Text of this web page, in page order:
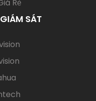
Rẻ
SÁT
(current)